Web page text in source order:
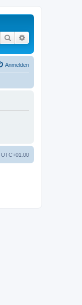
Suche
Anmelden
UTC+01:00